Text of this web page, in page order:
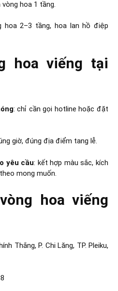
vòng hoa 1 tầng.
hoa 2–3 tầng, hoa lan hồ điệp
hoa viếng tại
: chỉ cần gọi hotline hoặc đặt
giờ, đúng địa điểm tang lễ.
yêu cầu: kết hợp màu sắc, kích
mong muốn.
hoa viếng
Thắng, P. Chi Lăng, TP. Pleiku,